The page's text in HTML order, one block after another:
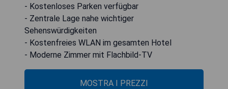
- Kostenloses Parken verfügbar
- Zentrale Lage nahe wichtiger
Sehenswürdigkeiten
- Kostenfreies WLAN im gesamten Hotel
- Moderne Zimmer mit Flachbild-TV
MOSTRA I PREZZI